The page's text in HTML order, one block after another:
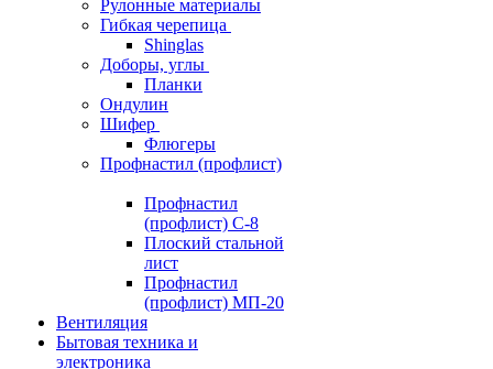
Рулонные материалы
Гибкая черепица
Shinglas
Доборы, углы
Планки
Ондулин
Шифер
Флюгеры
Профнастил (профлист)
Профнастил
(профлист) С-8
Плоский стальной
лист
Профнастил
(профлист) МП-20
Вентиляция
Бытовая техника и
электроника